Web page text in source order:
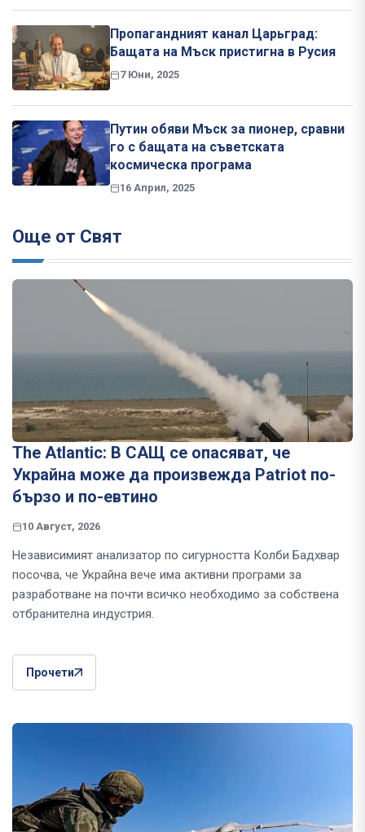
Пропагандният канал Царьград:
Бащата на Мъск пристигна в Русия
7 Юни, 2025
Путин обяви Мъск за пионер, сравни
го с бащата на съветската
космическа програма
16 Април, 2025
Още от Свят
The Atlantic: В САЩ се опасяват, че
Украйна може да произвежда Patriot по-
бързо и по-евтино
10 Август, 2026
Независимият анализатор по сигурността Колби Бадхвар
посочва, че Украйна вече има активни програми за
разработване на почти всичко необходимо за собствена
отбранителна индустрия.
Прочети